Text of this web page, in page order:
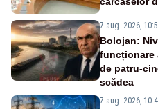
7 aug. 2026,
Bolojan:
funcționare
de patru-
scădea
7 aug. 2026,